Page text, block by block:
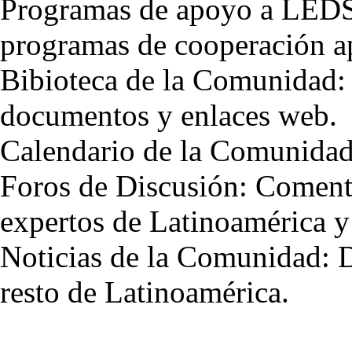
Programas de apoyo a
programas de cooperación
Bibioteca de la
documentos y enlaces web.
Calendario de la
Foros de Discusión:
expertos de Latinoamérica
Noticias de la Comunidad:
resto de Latinoamérica.